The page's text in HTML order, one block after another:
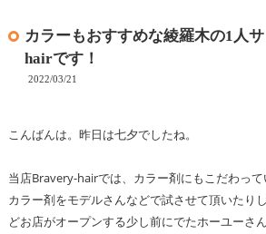
カラーもおすすめな綾羅木の1人
hairです！
2022/03/21
こんばんは。昨日は七夕でしたね。
当店Bravery-hairでは、カラー剤にもこだわっ
カラー剤をモデルさんなどで試させて頂いたり
どお店がオープンする少し前にでたホーユーさ